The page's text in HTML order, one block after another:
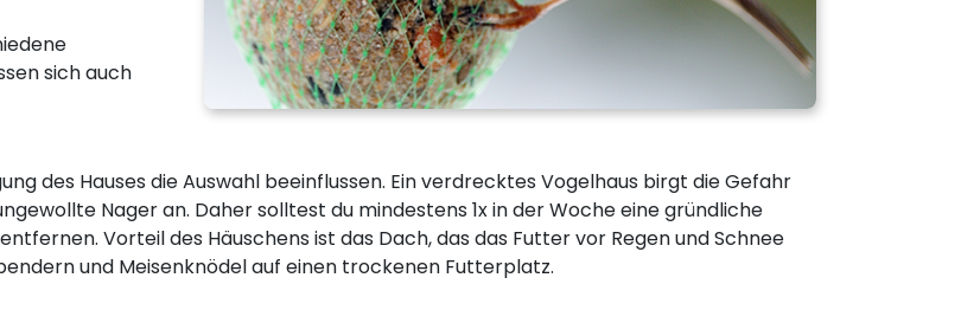
sich auch
des Hauses die Auswahl beeinflussen. Ein verdrecktes Vogelhaus birgt die Gefahr
Nager an. Daher solltest du mindestens 1x in der Woche eine gründliche
Vorteil des Häuschens ist das Dach, das das Futter vor Regen und Schnee
und Meisenknödel auf einen trockenen Futterplatz.